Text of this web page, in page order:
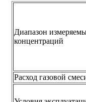
Диапазон
концентраций
Расход газовой